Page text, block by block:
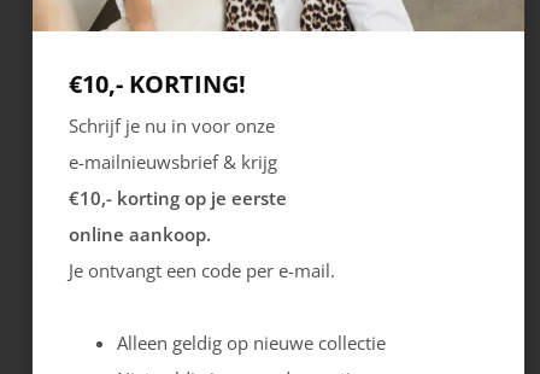
Ecco
City Stride
119.99
€10,- KORTING!
Schrijf je nu in voor onze
e-mailnieuwsbrief & krijg
€10,- korting op je eerste
online aankoop.
Je ontvangt een code per e-mail.
Alleen geldig op nieuwe collectie